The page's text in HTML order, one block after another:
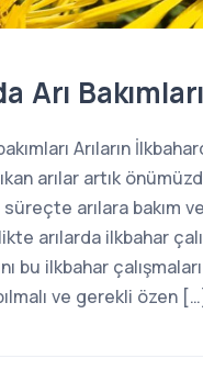
Arı Bakımları
Arıların
arılar artık
arılara bakım
arılarda ilkbahar
bu ilkbahar
ve gerekli özen